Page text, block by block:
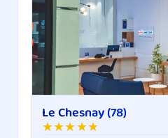
Le Chesnay (78)
★★★★★